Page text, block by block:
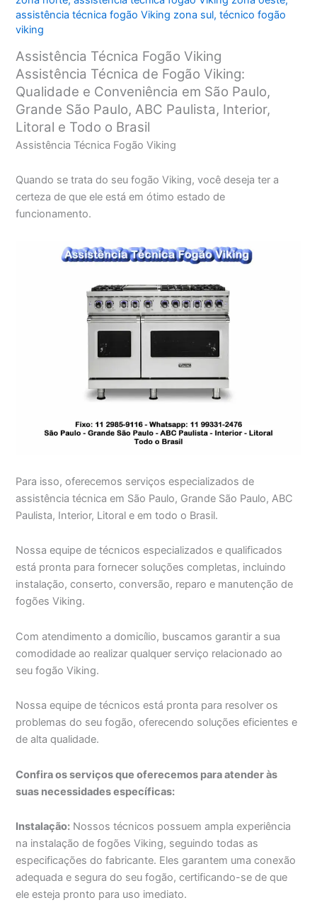
assistência técnica fogão Viking zona sul,técnico fogão
viking
Assistência Técnica Fogão Viking
Assistência Técnica de Fogão Viking:
Qualidade e Conveniência em São Paulo,
Grande São Paulo, ABC Paulista, Interior,
Litoral e Todo o Brasil
Assistência Técnica Fogão Viking
Quando se trata do seu fogão Viking, você deseja ter a
certeza de que ele está em ótimo estado de
funcionamento.
Para isso, oferecemos serviços especializados de
assistência técnica em São Paulo, Grande São Paulo, ABC
Paulista, Interior, Litoral e em todo o Brasil.
Nossa equipe de técnicos especializados e qualificados
está pronta para fornecer soluções completas, incluindo
instalação, conserto, conversão, reparo e manutenção de
fogões Viking.
Com atendimento a domicílio, buscamos garantir a sua
comodidade ao realizar qualquer serviço relacionado ao
seu fogão Viking.
Nossa equipe de técnicos está pronta para resolver os
problemas do seu fogão, oferecendo soluções eficientes e
de alta qualidade.
Confira os serviços que oferecemos para atender às
suas necessidades específicas:
Instalação: Nossos técnicos possuem ampla experiência
na instalação de fogões Viking, seguindo todas as
especificações do fabricante. Eles garantem uma conexão
adequada e segura do seu fogão, certificando-se de que
ele esteja pronto para uso imediato.